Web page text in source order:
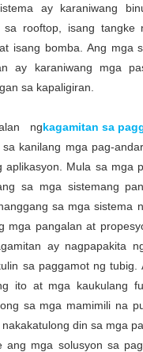
ay karaniwang
sa rooftop, isang tangke
isang bomba. Ang mga
ay karaniwang mga
sa kapaligiran.
ngkagamitan sa
kanilang mga pag-
aplikasyon. Mula sa mga
sa mga sistemang
sa mga sistema
mga pangalan at
ay nagpapakita
sa paggamot ng tubig.
ito at mga kaukulang
sa mga mamimili na
din sa mga
ang mga solusyon sa